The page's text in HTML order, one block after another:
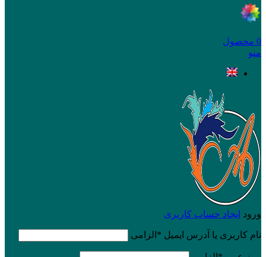
0 محصول
منو
ورود ایجاد حساب کاربری
نام کاربری یا آدرس ایمیل * الزامی